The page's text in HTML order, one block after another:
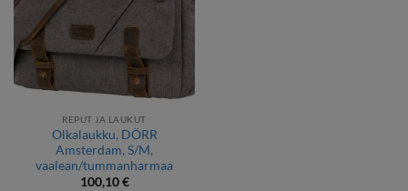
REPUT JA LAUKUT
Olkalaukku, DÖRR
Amsterdam, S/M,
vaalean/tummanharmaa
100,10€